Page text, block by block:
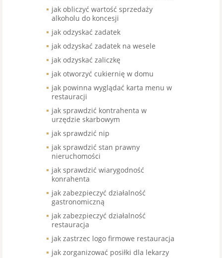
jak obliczyć wartość sprzedaży
alkoholu do koncesji
jak odzyskać zadatek
jak odzyskać zadatek na wesele
jak odzyskać zaliczkę
jak otworzyć cukiernię w domu
jak powinna wyglądać karta menu w
restauracji
jak sprawdzić kontrahenta w
urzędzie skarbowym
jak sprawdzić nip
jak sprawdzić stan prawny
nieruchomości
jak sprawdzić wiarygodność
konrahenta
jak zabezpieczyć działalność
gastronomiczną
jak zabezpieczyć działalność
restauracja
jak zastrzec logo firmowe restauracja
jak zorganizować posiłki dla lekarzy